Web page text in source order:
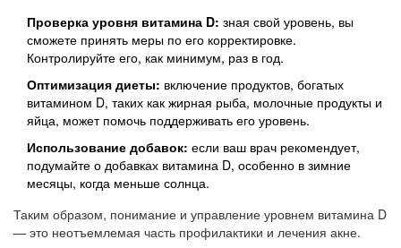
Проверка уровня витамина D: зная свой уровень, вы
сможете принять меры по его корректировке.
Контролируйте его, как минимум, раз в год.
Оптимизация диеты: включение продуктов, богатых
витамином D, таких как жирная рыба, молочные продукты и
яйца, может помочь поддерживать его уровень.
Использование добавок: если ваш врач рекомендует,
подумайте о добавках витамина D, особенно в зимние
месяцы, когда меньше солнца.
Таким образом, понимание и управление уровнем витамина D
— это неотъемлемая часть профилактики и лечения акне.